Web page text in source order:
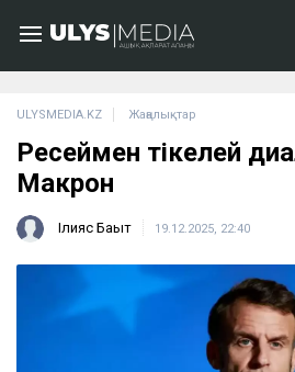
ULYSMEDIA.KZ Жаңалықтар
Ресеймен тікелей
Макрон
Ілияс Бақыт 19.12.2025, 22:40